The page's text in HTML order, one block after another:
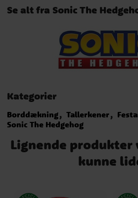
Se alt fra Sonic The
Kategorier
Borddækning Tallerkener
Sonic The Hedgehog
Lignende
kunne